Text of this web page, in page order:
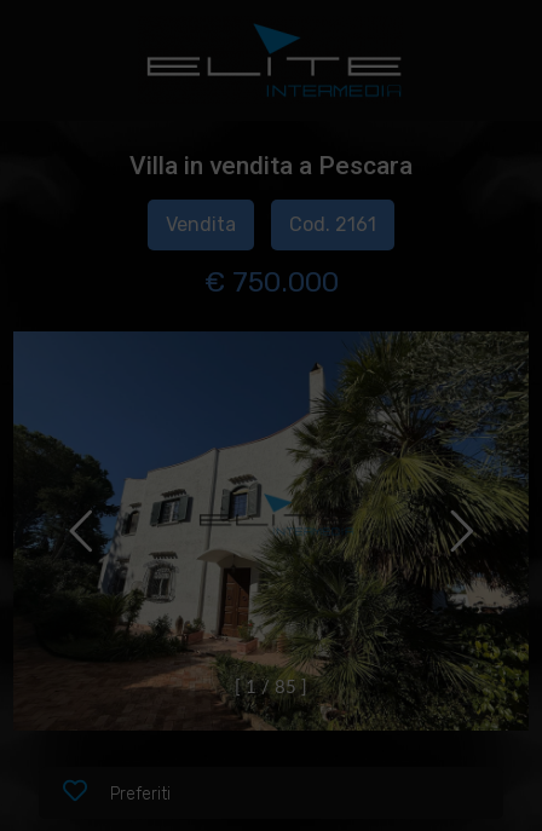
Villa in vendita a Pescara
Vendita Cod. 2161
€ 750.000
1 / 85
Preferiti